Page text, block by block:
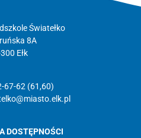
Światełko
8A
Ełk
67-62 (61,60)
DOSTĘPNOŚCI